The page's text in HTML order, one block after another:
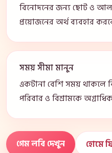
বিনোদনের জন্য ছোট ও
প্রয়োজনের অর্থ ব্যবহার
সময় সীমা মানুন
একটানা বেশি সময় থাকলে
পরিবার ও বিশ্রামকে
গেম লবি দেখুন হোমে